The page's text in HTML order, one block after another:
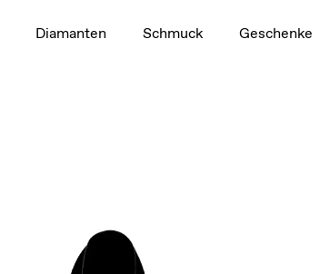
Diamanten Schmuck Geschenke